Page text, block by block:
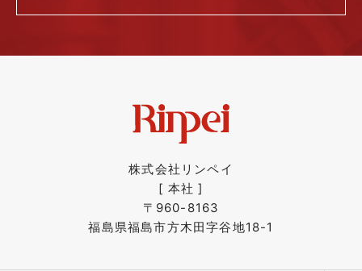
株式会社リンペイ
[ 本社 ]
〒960-8163
福島県福島市方木田字谷地18-1